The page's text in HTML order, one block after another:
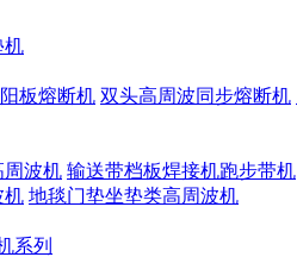
机
板熔断机 双头高周波同步熔断机
周波机 输送带档板焊接机跑步带机
机 地毯门垫坐垫类高周波机
系列